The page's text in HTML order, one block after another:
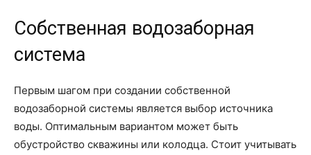
Собственная водозаборная
система
Первым шагом при создании собственной
водозаборной системы является выбор источника
воды. Оптимальным вариантом может быть
обустройство скважины или колодца. Стоит учитывать